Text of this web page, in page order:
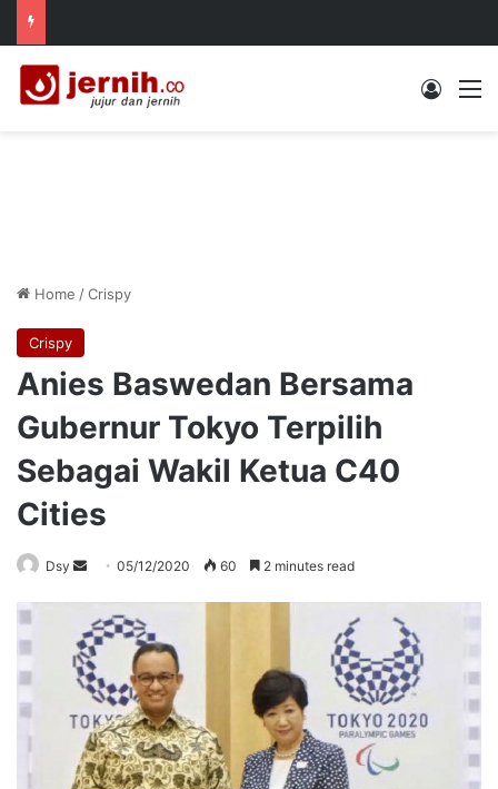
Log In
Home /Crispy
Crispy
Anies Baswedan Bersama
Gubernur Tokyo Terpilih
Sebagai Wakil Ketua C40
Cities
Dsy
Send
email
05/12/2020 60 2 minutes read